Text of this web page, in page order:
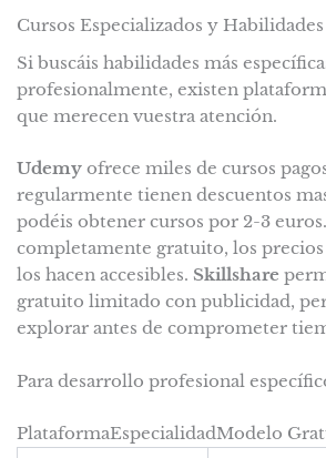
Cursos Especializados y
Si buscáis habilidades más
profesionalmente, existen
que merecen vuestra atención.
Udemyofrece miles de cursos
regularmente tienen descuentos
podéis obtener cursos por 2-3
completamente gratuito, los
los hacen accesibles. Skillshare
gratuito limitado con publicidad,
explorar antes de comprometer
Para desarrollo profesional
PlataformaEspecialidadModelo